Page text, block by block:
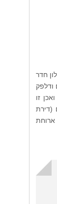
חדר
ודלפק
זו
בגדלים שונים (דירת
דולר ללילה, כולל ארוחת